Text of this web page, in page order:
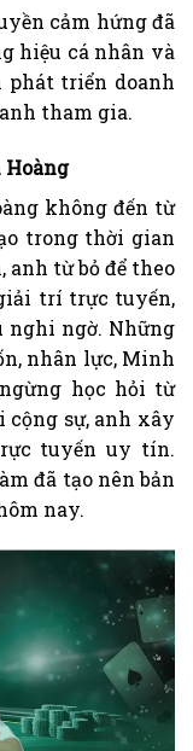
cảm hứng đã
hiệu cá nhân và
phát triển doanh
tham gia.
Hoàng
không đến từ
trong thời gian
anh từ bỏ để theo
trí trực tuyến,
nghi ngờ. Những
nhân lực, Minh
học hỏi từ
sự, anh xây
tuyến uy tín.
đã tạo nên bản
nay.